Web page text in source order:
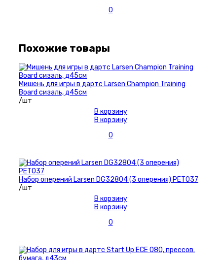
0
Похожие товары
Мишень для игры в дартс Larsen Champion Training
Board сизаль, д45см
/шт
В корзину
В корзину
0
Набор оперений Larsen DG32804 (3 оперения) PET037
/шт
В корзину
В корзину
0